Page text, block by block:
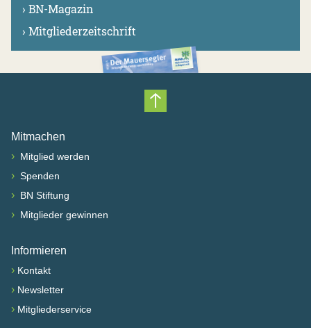
› BN-Magazin
› Mitgliederzeitschrift
Nach oben scrollen
Mitmachen
› Mitglied werden
› Spenden
› BN Stiftung
› Mitglieder gewinnen
Informieren
› Kontakt
› Newsletter
› Mitgliederservice